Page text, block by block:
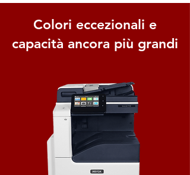
Colori eccezionali e
capacità ancora più grandi